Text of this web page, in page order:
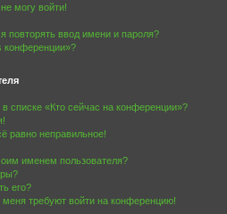
могу войти!
повторять ввод имени и пароля?
конференции»?
списке «Кто сейчас на конференции»?
равно неправильное!
именем пользователя?
его?
требуют войти на конференцию!